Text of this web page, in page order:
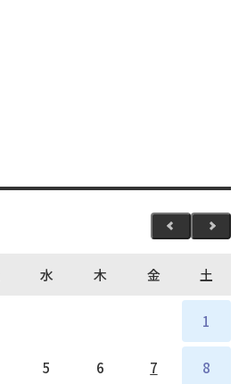
水 木 金 土
1
5 6 7 8